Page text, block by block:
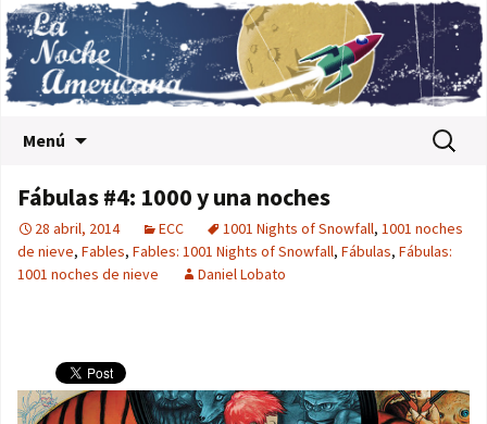
Menú Buscar:
Fábulas #4: 1000 y una noches
28 abril, 2014 ECC 1001 Nights of Snowfall, 1001 noches
de nieve, Fables, Fables: 1001 Nights of Snowfall, Fábulas, Fábulas:
1001 noches de nieve
Daniel Lobato